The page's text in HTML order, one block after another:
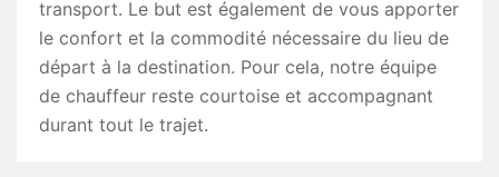
transport. Le but est également de vous apporter
le confort et la commodité nécessaire du lieu de
départ à la destination. Pour cela, notre équipe
de chauffeur reste courtoise et accompagnant
durant tout le trajet.